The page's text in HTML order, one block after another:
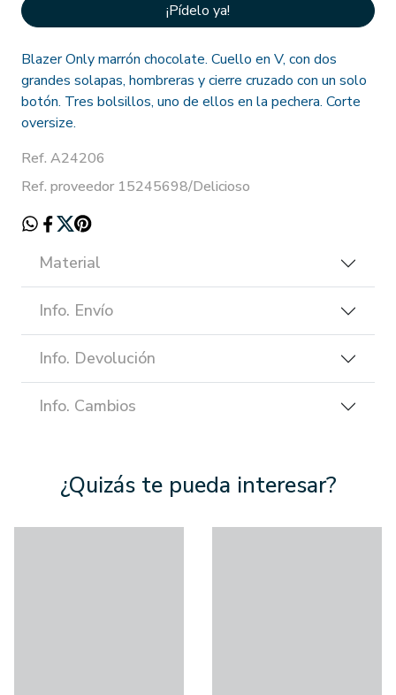
¡Pídelo ya!
Blazer Only marrón chocolate. Cuello en V, con dos
grandes solapas, hombreras y cierre cruzado con un solo
botón. Tres bolsillos, uno de ellos en la pechera. Corte
oversize.
Ref. A24206
Ref. proveedor 15245698/Delicioso
Material
Info. Envío
Info. Devolución
Info. Cambios
¿Quizás te pueda interesar?